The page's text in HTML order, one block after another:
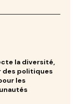
la diversité,
des politiques
les